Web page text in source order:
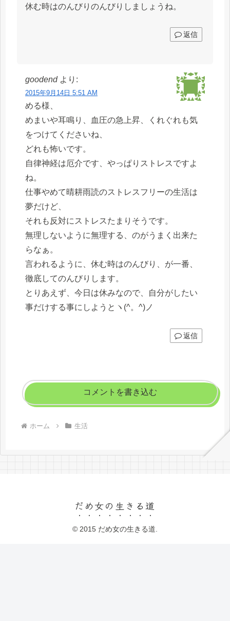
休む時はのんびりのんびりしましょうね。
返信
goodend より:
2015年9月14日 5:51 AM
める様、
めまいや耳鳴り、血圧の急上昇、くれぐれも気
をつけてくださいね、
どれも怖いです。
自律神経は厄介です、やっぱりストレスですよ
ね。
仕事やめて晴耕雨読のストレスフリーの生活は
夢だけど、
それも反対にストレスたまりそうです。
無理しないように無理する、のがうまく出来た
らなぁ。
言われるように、休む時はのんびり、が一番、
徹底してのんびりします。
とりあえず、今日は休みなので、自分がしたい
事だけする事にしようとヽ(^。^)ノ
返信
コメントを書き込む
ホーム 生活
だめ女の生きる道
© 2015 だめ女の生きる道.